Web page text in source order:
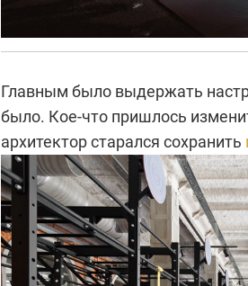
Главным было выдержать
было. Кое-что пришлось
архитектор старался сохранить